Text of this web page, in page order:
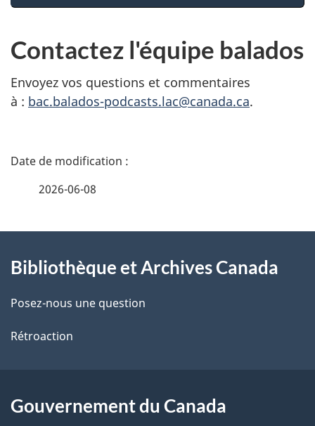
Contactez l'équipe balados
Envoyez vos questions et commentaires
à : bac.balados-podcasts.lac@canada.ca.
D
i
l
s
e
2026-06-08
propos
de
ce
Bibliothèque et Archives Canada
Posez-nous une question
Rétroaction
Gouvernement du Canada